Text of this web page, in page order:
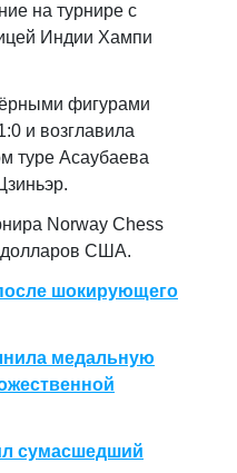
на турнире с
Индии Хампи
фигурами
и возглавила
туре Асаубаева
Norway Chess
долларов США.
шокирующего
медальную
сумасшедший